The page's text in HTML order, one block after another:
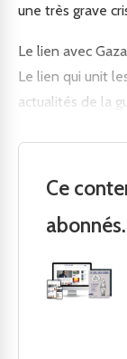
une très grave
Le lien avec Gaza
Le lien qui unit
actualités de la
Ce
abonnés.